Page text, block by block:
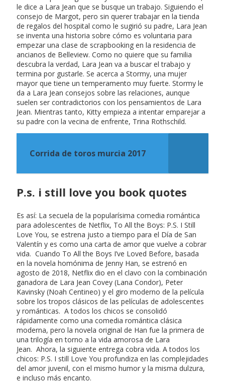
le dice a Lara Jean que se busque un trabajo. Siguiendo el
consejo de Margot, pero sin querer trabajar en la tienda
de regalos del hospital como le sugirió su padre, Lara Jean
se inventa una historia sobre cómo es voluntaria para
empezar una clase de scrapbooking en la residencia de
ancianos de Belleview. Como no quiere que su familia
descubra la verdad, Lara Jean va a buscar el trabajo y
termina por gustarle. Se acerca a Stormy, una mujer
mayor que tiene un temperamento muy fuerte. Stormy le
da a Lara Jean consejos sobre las relaciones, aunque
suelen ser contradictorios con los pensamientos de Lara
Jean. Mientras tanto, Kitty empieza a intentar emparejar a
su padre con la vecina de enfrente, Trina Rothschild.
Corrida de toros murcia 2017
P.s. i still love you book quotes
Es así: La secuela de la popularísima comedia romántica
para adolescentes de Netflix, To All the Boys: P.S. I Still
Love You, se estrena justo a tiempo para el Día de San
Valentín y es como una carta de amor que vuelve a cobrar
vida. Cuando To All the Boys I’ve Loved Before, basada
en la novela homónima de Jenny Han, se estrenó en
agosto de 2018, Netflix dio en el clavo con la combinación
ganadora de Lara Jean Covey (Lana Condor), Peter
Kavinsky (Noah Centineo) y el giro moderno de la película
sobre los tropos clásicos de las películas de adolescentes
y románticas. A todos los chicos se consolidó
rápidamente como una comedia romántica clásica
moderna, pero la novela original de Han fue la primera de
una trilogía en torno a la vida amorosa de Lara
Jean. Ahora, la siguiente entrega cobra vida. A todos los
chicos: P.S. I still Love You profundiza en las complejidades
del amor juvenil, con el mismo humor y la misma dulzura,
e incluso más encanto.